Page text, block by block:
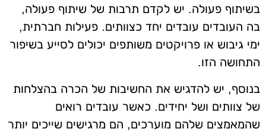
בשיתוף פעולה. יש לקדם תרבות של שיתוף פעולה,
בה העובדים עובדים יחד כצוותים. פעילות חברתית,
ימי גיבוש או פרויקטים משותפים יכולים לסייע בשיפור
התחושה הזו.
בנוסף, יש להדגיש את החשיבות של הכרה בהצלחות
של צוותים ושל יחידים. כאשר עובדים רואים
שהמאמצים שלהם מוערכים, הם מרגישים שייכים יותר